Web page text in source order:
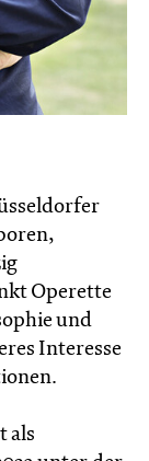
Operette
und
Interesse
als